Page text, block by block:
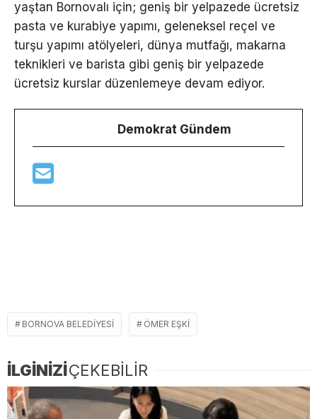
yaştan Bornovalı için; geniş bir yelpazede ücretsiz
pasta ve kurabiye yapımı, geleneksel reçel ve
turşu yapımı atölyeleri, dünya mutfağı, makarna
teknikleri ve barista gibi geniş bir yelpazede
ücretsiz kurslar düzenlemeye devam ediyor.
Demokrat Gündem
BORNOVA BELEDIYESI ÖMER EŞKI
İLGİNİZİÇEKEBİLİR